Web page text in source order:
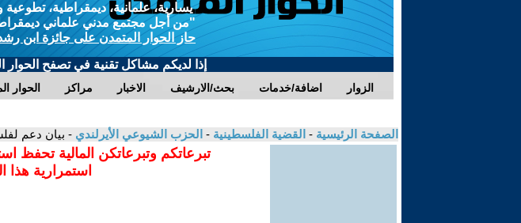
يسارية، علمانية، ديمقراطية، تطوعية
"من أجل مجتمع مدني علماني
حاز الحوار المتمدن على جائزة ابن
إذا لديكم مشاكل تقنية في تصفح الحوار
الحوار مراكز الاخبار بحث/الارشيف اضافة/خدمات الزوار
الصفحة الرئيسية - القضية الفلسطينية - الحزب الشيوعي الأيرلندي - بيان دعم
تبرعاتكم وتبرعاتكن المالية تحفظ
استمرارية هذا